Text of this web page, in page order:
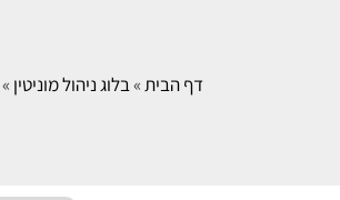
דף הבית»בלוג ניהול מוניטין »